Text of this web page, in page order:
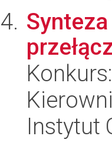
Konkurs:
Instytut